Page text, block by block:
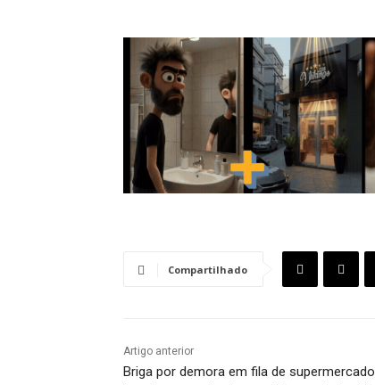
Compartilhado
Artigo anterior
Briga por demora em fila de supermercado